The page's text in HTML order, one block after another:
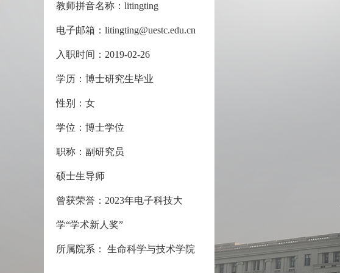
教师拼音名称：litingting
电子邮箱：litingting@uestc.edu.cn
入职时间：2019-02-26
学历：博士研究生毕业
性别：女
学位：博士学位
职称：副研究员
硕士生导师
曾获荣誉：2023年电子科技大
学“学术新人奖”
所属院系： 生命科学与技术学院